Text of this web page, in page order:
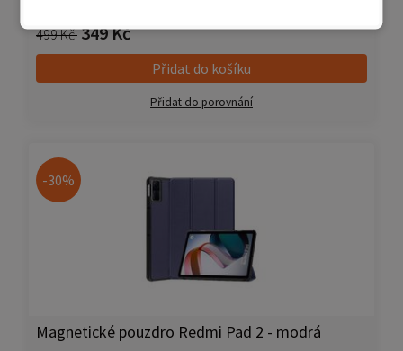
499 Kč 349 Kč
Přidat do košíku
Přidat do porovnání
-30%
Magnetické pouzdro Redmi Pad 2 - modrá